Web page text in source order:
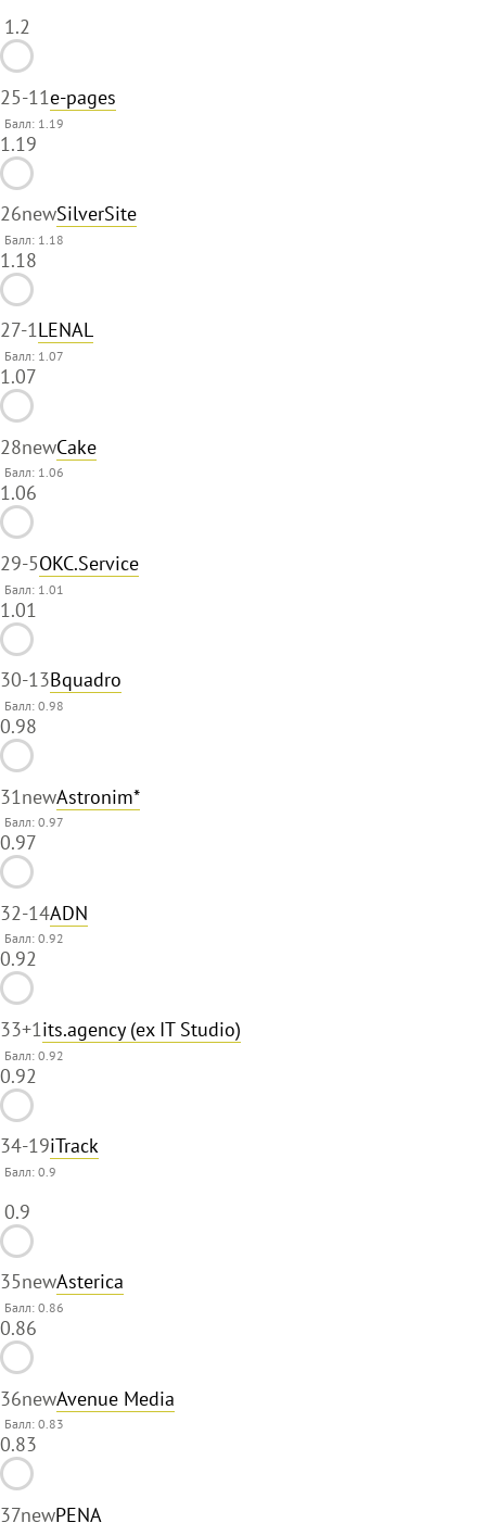
1.2
25-11e-pages
Балл: 1.19
1.19
26newSilverSite
Балл: 1.18
1.18
27-1LENAL
Балл: 1.07
1.07
28newCake
Балл: 1.06
1.06
29-5OKC.Service
Балл: 1.01
1.01
30-13Bquadro
Балл: 0.98
0.98
31 newAstronim*
Балл: 0.97
0.97
32-14ADN
Балл: 0.92
0.92
33+1its.agency (ex IT Studio)
Балл: 0.92
0.92
34-19iTrack
Балл:0.9
0.9
35newAsterica
Балл: 0.86
0.86
36newAvenue Media
Балл: 0.83
0.83
37newPENA